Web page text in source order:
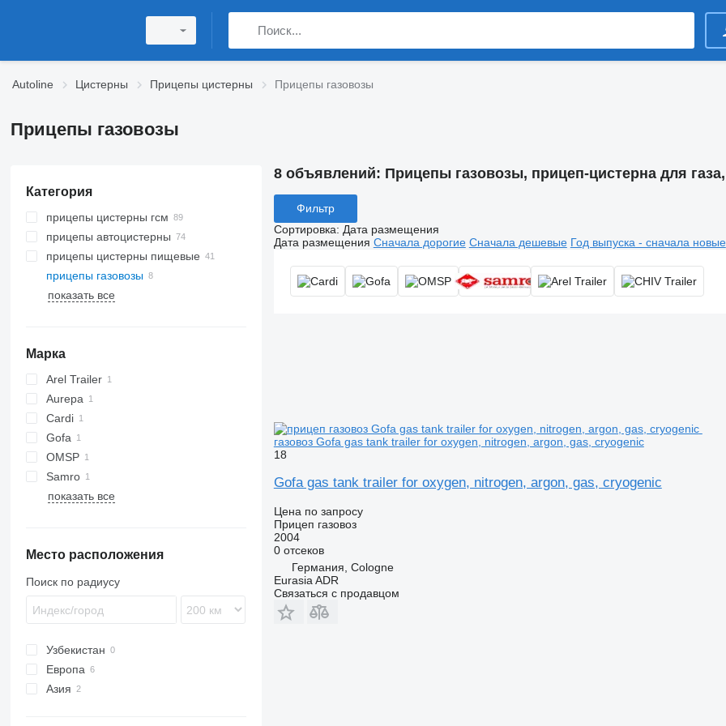
Autoline Цистерны Прицепы цистерны Прицепы газовозы
Прицепы газовозы
Категория
прицепы цистерны гсм
прицепы автоцистерны
прицепы цистерны пищевые
прицепы газовозы
показать все
Марка
Arel Trailer
Aurepa
Cardi
Gofa
OMSP
MACOLA
Samro
показать все
Место расположения
Поиск по радиусу
Узбекистан
Европа
Азия
8 объявлений: Прицепы газовозы, прицеп-цистерна для
Фильтр
Сортировка: Дата размещения
Дата размещения Сначала дорогие Сначала дешевые Год выпуска - сначала новые
газовоз Gofa gas tank trailer for oxygen, nitrogen, argon, gas, cryogenic
18
Gofa gas tank trailer for oxygen, nitrogen, argon, gas, cryogenic
Цена по запросу
Прицеп газовоз
2004
0 отсеков
Германия, Cologne
Eurasia ADR
Связаться с продавцом